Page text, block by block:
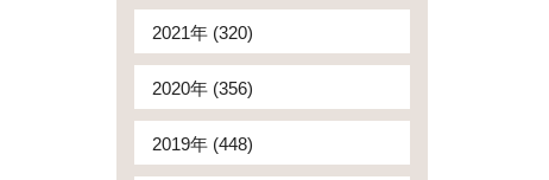
2021年 (320)
2020年 (356)
2019年 (448)